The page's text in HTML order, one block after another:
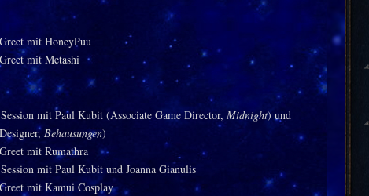
mit HoneyPuu
mit Metashi
mit Paul Kubit (Associate Game Director, Midnight) und
Behausungen)
mit Rumathra
mit Paul Kubit und Joanna Gianulis
mit Kamui Cosplay